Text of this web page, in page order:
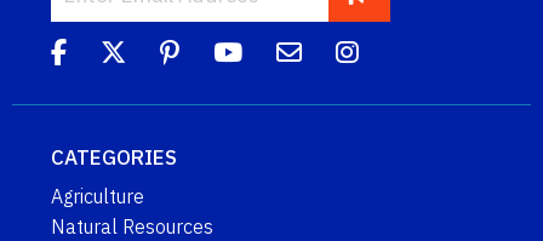
CATEGORIES
Agriculture
Natural Resources